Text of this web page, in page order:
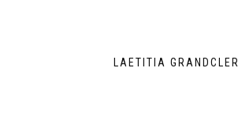
LAETITIA GRANDCLER